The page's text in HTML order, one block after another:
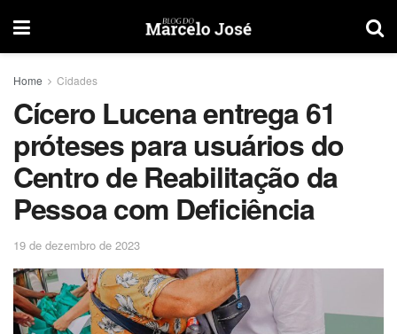
Home Cidades
Cícero Lucena entrega 61
próteses para usuários do
Centro de Reabilitação da
Pessoa com Deficiência
19 de dezembro de 2023